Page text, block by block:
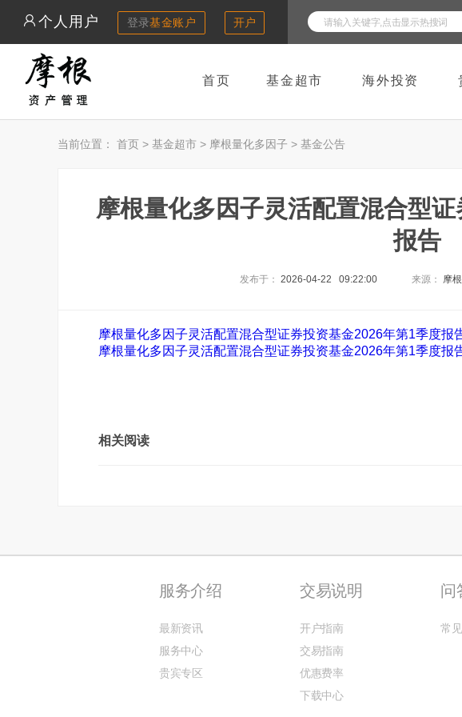
个人用户 登录基金账户 开户
首页 基金超市 海外投资
当前位置： 首页 > 基金超市 > 摩根量化多因子 > 基金公告
摩根量化多因子灵活配置混合型
报告
发布于： 2026-04-22 09:22:00 来源： 摩
摩根量化多因子灵活配置混合型证券投资基金2026年第1季度报
摩根量化多因子灵活配置混合型证券投资基金2026年第1季度报
相关阅读
服务介绍
最新资讯
服务中心
贵宾专区
交易说明
开户指南
交易指南
优惠费率
下载中心
问
常